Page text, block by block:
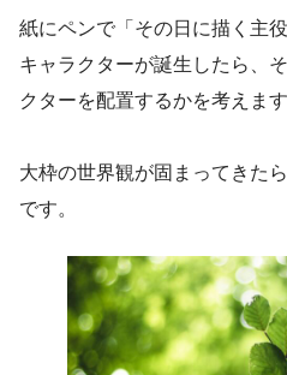
紙にペンで「その日に描く主
キャラクターが誕生したら、
クターを配置するかを考えます
大枠の世界観が固まってきた
です。